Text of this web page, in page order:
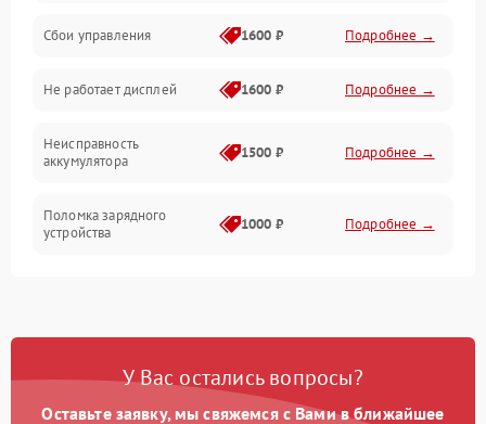
Всасывание
Засор
Привод
Электронные компоненты
Сбои управления 1600 ₽ Подробнее →
Не работает дисплей 1600 ₽ Подробнее →
Неисправность
аккумулятора
1500 ₽ Подробнее →
Поломка зарядного
устройства
1000 ₽ Подробнее →
Поломка кнопки
Неисправность системы
У Вас остались вопросы?
Оставьте заявку, мы свяжемся с Вами в ближайшее